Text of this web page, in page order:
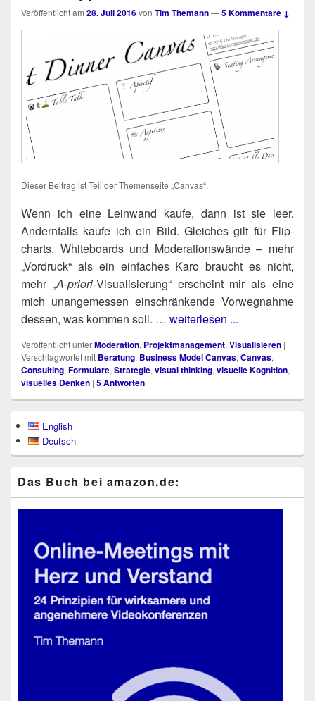
Veröffentlicht am 28. Juli 2016von Tim Themann—5 Kommentare ↓
Die­ser Bei­trag ist Teil der The­men­sei­te „Can­vas“.
Wenn ich eine Lein­wand kau­fe, dann ist sie leer.
Andern­falls kau­fe ich ein Bild. Glei­ches gilt für Flip­
charts, White­boards und Mode­ra­ti­ons­wän­de – mehr
„Vor­druck“ als ein ein­fa­ches Karo braucht es nicht,
mehr „A‑prio­ri-Visua­li­sie­rung“ erscheint mir als eine
mich unan­ge­mes­sen ein­schrän­ken­de Vor­weg­nah­me
des­sen, was kom­men soll. … weiterlesen ...
Veröffentlicht unterModeration, Projektmanagement, Visualisieren |
Verschlagwortet mit Beratung, Business Model Canvas, Canvas,
Consulting, Formulare, Strategie, visual thinking, visuelle Kognition,
visuelles Denken | 5Antworten
Seitenleisten-
Widgetbereich
English
Deutsch
Das Buch bei ama​zon​.de: